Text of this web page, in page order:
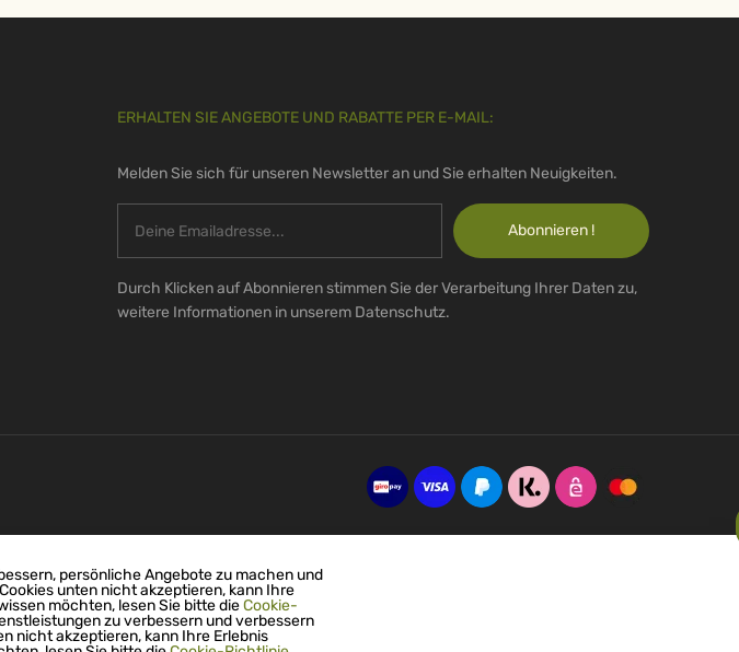
ERHALTEN SIE ANGEBOTE UND RABATTE PER E-MAIL:
Melden Sie sich für unseren Newsletter an und Sie erhalten Neuigkeiten.
Abonnieren !
Durch Klicken auf Abonnieren stimmen Sie der Verarbeitung Ihrer Daten zu,
weitere Informationen in unserem Datenschutz.
persönliche Angebote zu machen und
unten nicht akzeptieren, kann Ihre
möchten, lesen Sie bitte dieCookie-
zu verbessern und verbessern
nicht akzeptieren, kann Ihre Erlebnis